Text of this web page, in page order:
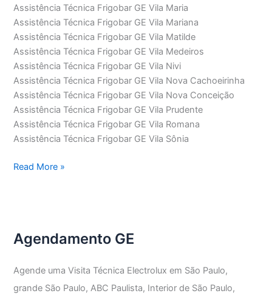
Assistência Técnica Frigobar GE Vila Maria
Assistência Técnica Frigobar GE Vila Mariana
Assistência Técnica Frigobar GE Vila Matilde
Assistência Técnica Frigobar GE Vila Medeiros
Assistência Técnica Frigobar GE Vila Nivi
Assistência Técnica Frigobar GE Vila Nova Cachoeirinha
Assistência Técnica Frigobar GE Vila Nova Conceição
Assistência Técnica Frigobar GE Vila Prudente
Assistência Técnica Frigobar GE Vila Romana
Assistência Técnica Frigobar GE Vila Sônia
Assistência
Read More »
Agendamento GE
Agende uma Visita Técnica Electrolux em São Paulo,
grande São Paulo, ABC Paulista, Interior de São Paulo,